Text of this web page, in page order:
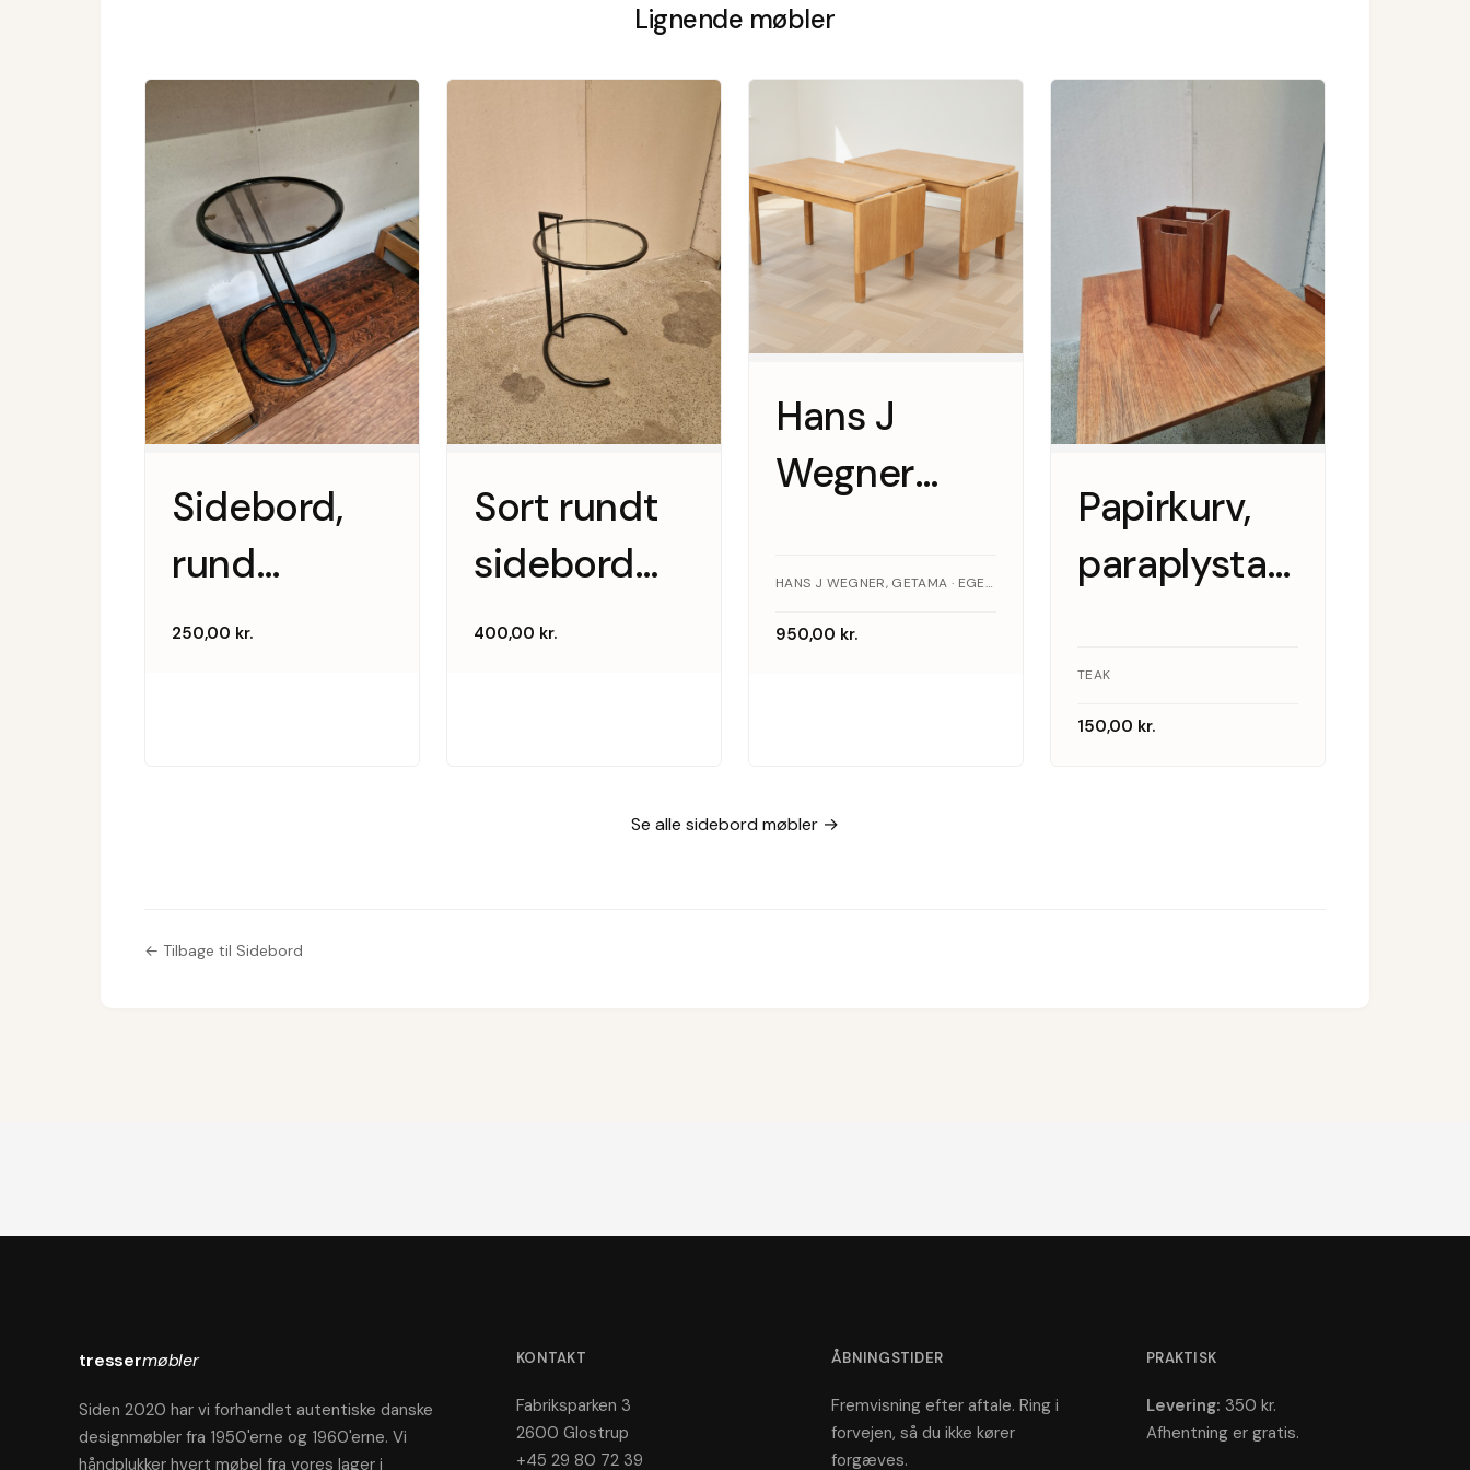
Lignende møbler
Sidebord,
rund
glasplade
250,00 kr.
Sort rundt
sidebord
med
400,00 kr.
Hans J
Wegner
egetræ,
Getama
HANS J WEGNER, GETAMA · EGETRÆ
950,00 kr.
Papirkurv,
paraplystativ,
TEAK
150,00 kr.
Se alle sidebord møbler →
← Tilbage til Sidebord
tressermøbler
Siden 2020 har vi forhandlet autentiske danske
designmøbler fra 1950'erne og 1960'erne. Vi
håndplukker hvert møbel fra vores lager i
KONTAKT
Fabriksparken 3
2600 Glostrup
+45 29 80 72 39
ÅBNINGSTIDER
Fremvisning efter aftale. Ring i
forvejen, så du ikke kører
forgæves.
PRAKTISK
Levering: 350 kr.
Afhentning er gratis.